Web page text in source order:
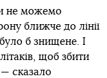
не можемо
ближче до лінії
б знищене. І
щоб збити
— сказало